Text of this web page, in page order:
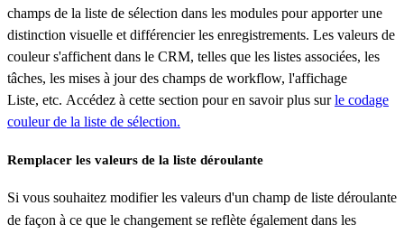
champs de la liste de sélection dans les modules pour apporter une
distinction visuelle et différencier les enregistrements. Les valeurs de
couleur s'affichent dans le CRM, telles que les listes associées, les
tâches, les mises à jour des champs de workflow, l'affichage
Liste, etc. Accédez à cette section pour en savoir plus surle codage
couleur de la liste de sélection.
Remplacer les valeurs de la liste déroulante
Si vous souhaitez modifier les valeurs d'un champ de liste déroulante
de façon à ce que le changement se reflète également dans les